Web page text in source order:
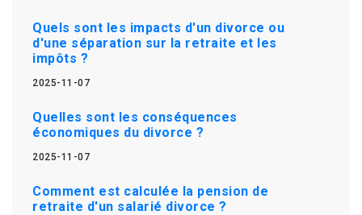
Quels sont les impacts d'un divorce ou
d'une séparation sur la retraite et les
impôts ?
2025-11-07
Quelles sont les conséquences
économiques du divorce ?
2025-11-07
Comment est calculée la pension de
retraite d'un salarié divorce ?